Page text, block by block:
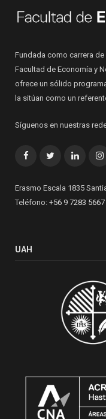
Fundada como carrera de
Facultad de Economía y
ofrece un sólido
la sitúan como un
Síguenos en nuestras
FacebookTwitter
Erasmo Escala 1835
Teléfono: +56 9 7283 5667
UAH